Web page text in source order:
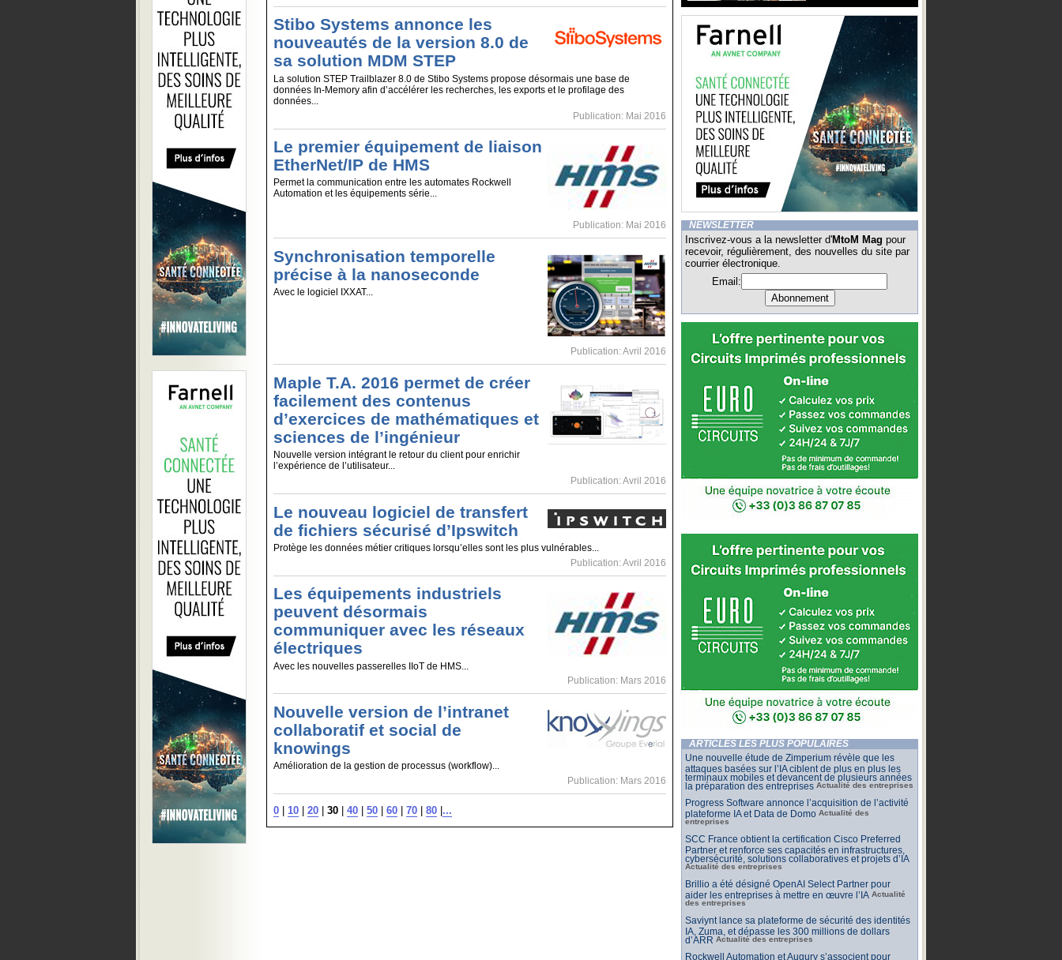
Stibo Systems annonce les
nouveautés de la version 8.0 de
sa solution MDM STEP
La solution STEP Trailblazer 8.0 de Stibo Systems propose désormais une base de
données In-Memory afin d’accélérer les recherches, les exports et le profilage des
données...
Publication: Mai 2016
Le premier équipement de liaison
EtherNet/IP de HMS
Permet la communication entre les automates Rockwell
Automation et les équipements série...
Publication: Mai 2016
Synchronisation temporelle
précise à la nanoseconde
Avec le logiciel IXXAT...
Publication: Avril 2016
Maple T.A. 2016 permet de créer
facilement des contenus
d’exercices de mathématiques et
sciences de l’ingénieur
Nouvelle version intégrant le retour du client pour enrichir
l’expérience de l’utilisateur...
Publication: Avril 2016
Le nouveau logiciel de transfert
de fichiers sécurisé d’Ipswitch
Protège les données métier critiques lorsqu’elles sont les plus vulnérables...
Publication: Avril 2016
Les équipements industriels
peuvent désormais
communiquer avec les réseaux
électriques
Avec les nouvelles passerelles IIoT de HMS...
Publication: Mars 2016
Nouvelle version de l’intranet
collaboratif et social de
knowings
Amélioration de la gestion de processus (workflow)...
Publication: Mars 2016
0 10 20 30 40 50 60 70 80 ...
NEWSLETTER
Inscrivez-vous a la newsletter d'MtoM Mag pour
recevoir, régulièrement, des nouvelles du site par
courrier électronique.
Email:
ARTICLES LES PLUS POPULAIRES
Une nouvelle étude de Zimperium révèle que les
attaques basées sur l’IA ciblent de plus en plus les
terminaux mobiles et devancent de plusieurs années
la préparation des entreprises Actualité des entreprises
Progress Software annonce l’acquisition de l’activité
plateforme IA et Data de Domo Actualité des
entreprises
SCC France obtient la certification Cisco Preferred
Partner et renforce ses capacités en infrastructures,
cybersécurité, solutions collaboratives et projets d’IA
Actualité des entreprises
Brillio a été désigné OpenAI Select Partner pour
aider les entreprises à mettre en œuvre l’IA Actualité
des entreprises
Saviynt lance sa plateforme de sécurité des identités
IA, Zuma, et dépasse les 300 millions de dollars
d’ARR Actualité des entreprises
Rockwell Automation et Augury s’associent pour